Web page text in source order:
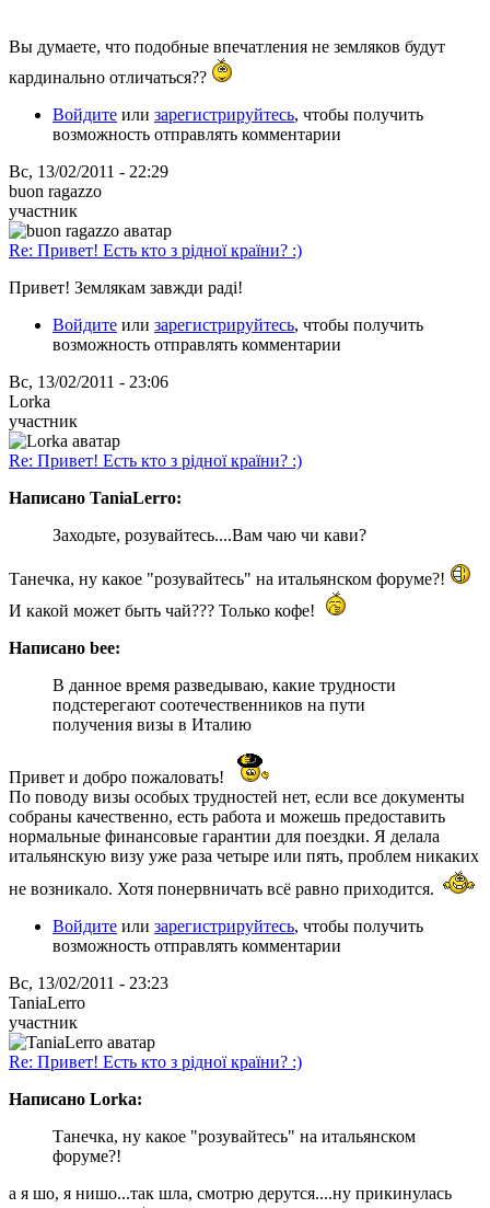
Вы думаете, что подобные впечатления не земляков будут
кардинально отличаться??
Войдите или зарегистрируйтесь, чтобы получить
возможность отправлять комментарии
Вс, 13/02/2011 - 22:29
buon ragazzo
участник
Re: Привет! Есть кто з рідної країни? :)
Привет! Землякам завжди радi!
Войдите или зарегистрируйтесь, чтобы получить
возможность отправлять комментарии
Вс, 13/02/2011 - 23:06
Lorka
участник
Re: Привет! Есть кто з рідної країни? :)
Написано TaniaLerro:
Заходьте, розувайтесь....Вам чаю чи кави?
Танечка, ну какое "розувайтесь" на итальянском форуме?!
И какой может быть чай??? Только кофе!
Написано bee:
В данное время разведываю, какие трудности
подстерегают соотечественников на пути
получения визы в Италию
Привет и добро пожаловать!
По поводу визы особых трудностей нет, если все документы
собраны качественно, есть работа и можешь предоставить
нормальные финансовые гарантии для поездки. Я делала
итальянскую визу уже раза четыре или пять, проблем никаких
не возникало. Хотя понервничать всё равно приходится.
Войдите или зарегистрируйтесь, чтобы получить
возможность отправлять комментарии
Вс, 13/02/2011 - 23:23
TaniaLerro
участник
Re: Привет! Есть кто з рідної країни? :)
Написано Lorka:
Танечка, ну какое "розувайтесь" на итальянском
форуме?!
а я шо, я нишо...так шла, смотрю дерутся....ну прикинулась